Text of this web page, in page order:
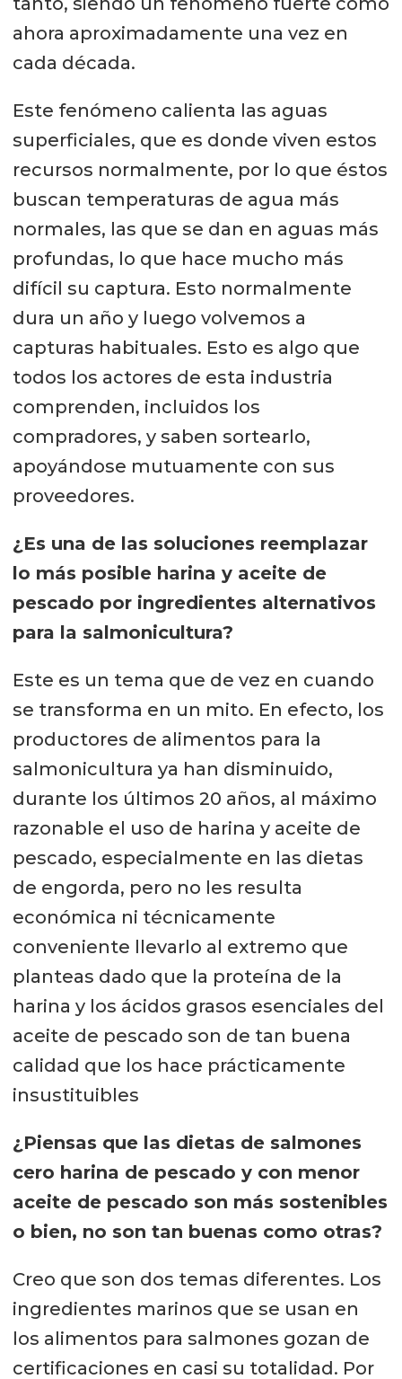
ahora aproximadamente una vez en
cada década.
Este fenómeno calienta las aguas
superficiales, que es donde viven estos
recursos normalmente, por lo que éstos
buscan temperaturas de agua más
normales, las que se dan en aguas más
profundas, lo que hace mucho más
difícil su captura. Esto normalmente
dura un año y luego volvemos a
capturas habituales. Esto es algo que
todos los actores de esta industria
comprenden, incluidos los
compradores, y saben sortearlo,
apoyándose mutuamente con sus
proveedores.
¿Es una de las soluciones reemplazar
lo más posible harina y aceite de
pescado por ingredientes alternativos
para la salmonicultura?
Este es un tema que de vez en cuando
se transforma en un mito. En efecto, los
productores de alimentos para la
salmonicultura ya han disminuido,
durante los últimos 20 años, al máximo
razonable el uso de harina y aceite de
pescado, especialmente en las dietas
de engorda, pero no les resulta
económica ni técnicamente
conveniente llevarlo al extremo que
planteas dado que la proteína de la
harina y los ácidos grasos esenciales del
aceite de pescado son de tan buena
calidad que los hace prácticamente
insustituibles
¿Piensas que las dietas de salmones
cero harina de pescado y con menor
aceite de pescado son más sostenibles
o bien, no son tan buenas como otras?
Creo que son dos temas diferentes. Los
ingredientes marinos que se usan en
los alimentos para salmones gozan de
certificaciones en casi su totalidad. Por